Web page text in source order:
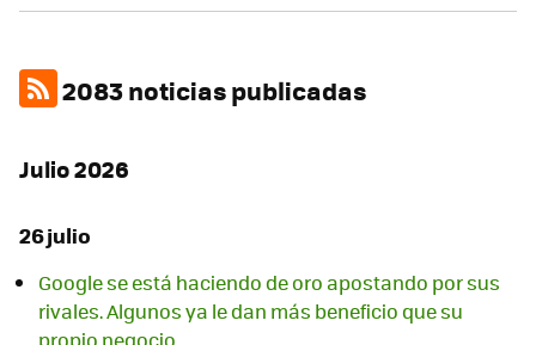
2083 noticias publicadas
Julio 2026
26 julio
Google se está haciendo de oro apostando por sus
rivales. Algunos ya le dan más beneficio que su
propio negocio